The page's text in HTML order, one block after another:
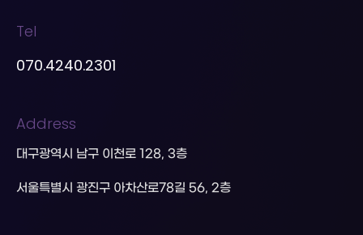
Tel
070.4240.2301
Address
대구광역시 남구 이천로 128, 3층
서울특별시 광진구 아차산로78길 56, 2층